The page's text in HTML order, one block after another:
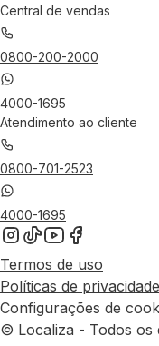
Central de vendas
0800-200-2000
4000-1695
Atendimento ao cliente
0800-701-2523
4000-1695
Termos de uso
Políticas de privacidade
Configurações de
© Localiza - Todos os